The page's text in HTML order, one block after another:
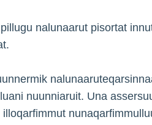
nalunaarut pisortat
nuunniaruit. Una
illoqarfimmut